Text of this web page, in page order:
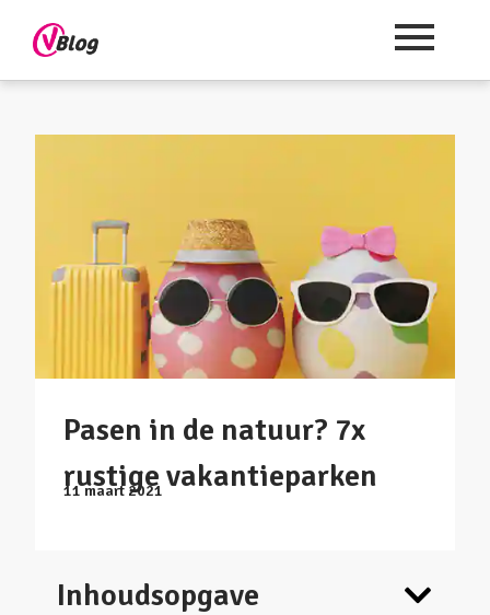
Pasen in de natuur? 7x
rustige vakantieparken
11 maart 2021
Inhoudsopgave